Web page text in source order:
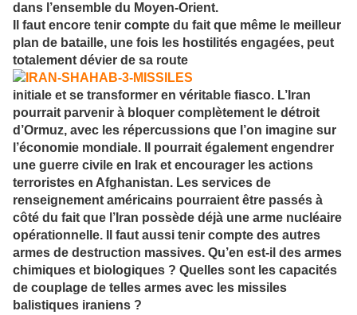
dans l’ensemble du Moyen-Orient.
Il faut encore tenir compte du fait que même le meilleur
plan de bataille, une fois les hostilités engagées, peut
totalement dévier de sa route
initiale et se transformer en véritable fiasco. L’Iran
pourrait parvenir à bloquer complètement le détroit
d’Ormuz, avec les répercussions que l’on imagine sur
l’économie mondiale. Il pourrait également engendrer
une guerre civile en Irak et encourager les actions
terroristes en Afghanistan. Les services de
renseignement américains pourraient être passés à
côté du fait que l’Iran possède déjà une arme nucléaire
opérationnelle. Il faut aussi tenir compte des autres
armes de destruction massives. Qu’en est-il des armes
chimiques et biologiques ? Quelles sont les capacités
de couplage de telles armes avec les missiles
balistiques iraniens ?